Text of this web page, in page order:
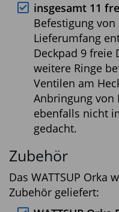
insgesamt 11
Befestigung von
Lieferumfang
Deckpad 9 freie
weitere Ringe
Ventilen am
Anbringung von
ebenfalls nicht
gedacht.
Zubehör
Das WATTSUP Orka
Zubehör geliefert: